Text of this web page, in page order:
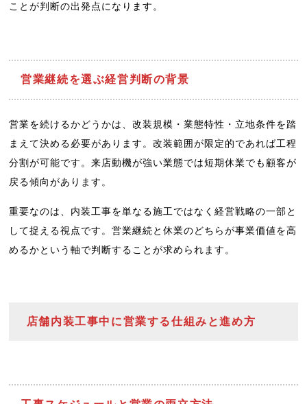
ことが判断の出発点になります。
営業継続を選ぶ経営判断の背景
営業を続けるかどうかは、改装規模・業態特性・立地条件を踏
まえて決める必要があります。改装範囲が限定的であれば工程
分割が可能です。来店動機が強い業態では短期休業でも顧客が
戻る傾向があります。
重要なのは、内装工事を単なる施工ではなく経営戦略の一部と
して捉える視点です。営業継続と休業のどちらが事業価値を高
めるかという軸で判断することが求められます。
店舗内装工事中に営業する仕組みと進め方